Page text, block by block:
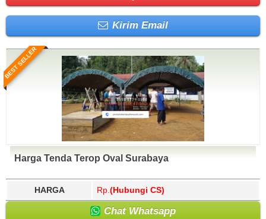
Kirim Email
BEST SELLER
Harga Tenda Terop Oval Surabaya
HARGA Rp. (Hubungi CS)
Chat Whatsapp